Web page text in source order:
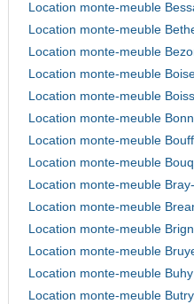
Location monte-meuble
Location monte-meuble
Location monte-meuble
Location monte-meuble
Location monte-meuble
Location monte-meuble
Location monte-meuble
Location monte-meuble
Location monte-meuble
Location monte-meuble
Location monte-meuble
Location monte-meuble
Location monte-meuble
Location monte-meuble